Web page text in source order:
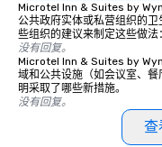
Microtel Inn & Suites by
公共政府实体或私营组织的
些组织的建议来制定这些做法：
没有回复。
Microtel Inn & Suites by
域和公共设施（如会议室、
明采取了哪些新措施。
没有回复。
查